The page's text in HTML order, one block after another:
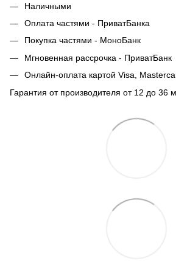
Наличными
Оплата частями - ПриватБанка
Покупка частями - МоноБанк
Мгновенная рассрочка - ПриватБанк
Онлайн-оплата картой Visa,
Гарантия от производителя от 12 до 36